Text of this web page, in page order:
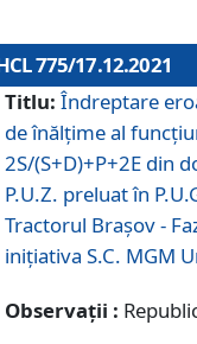
775/17.12.2021
Titlu: Îndreptare
de înălţime al
2S/(S+D)+P+2E din
P.U.Z. preluat în
Tractorul Braşov -
iniţiativa S.C. MGM
Observații :